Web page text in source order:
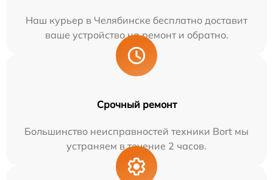
Наш курьер в Челябинске бесплатно доставит
ваше устройство на ремонт и обратно.
Срочный ремонт
Большинство неисправностей техники Bort мы
устраняем в течение 2 часов.